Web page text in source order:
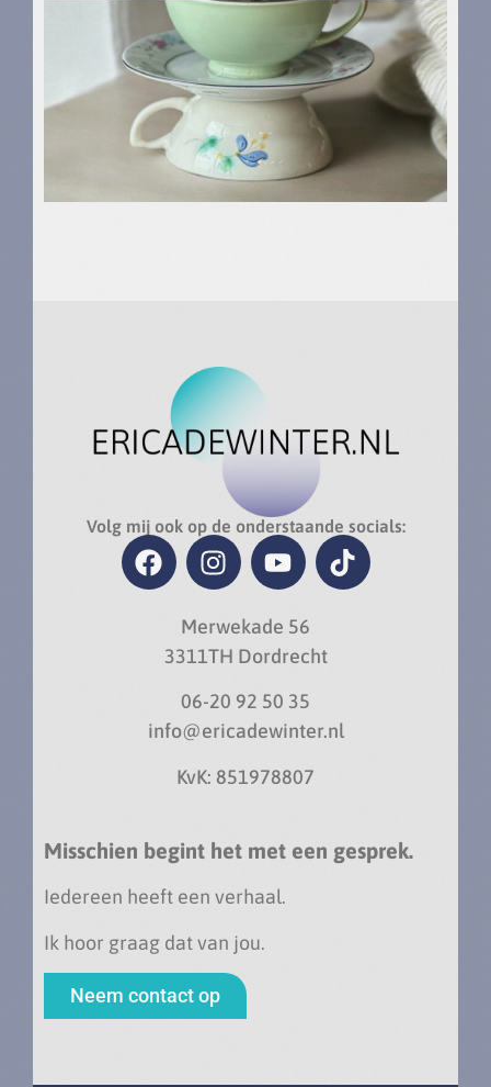
Volg mij ook op de onderstaande socials:
Merwekade 56
3311TH Dordrecht
06-20 92 50 35
info@ericadewinter.nl
KvK: 851978807
Misschien begint het met een gesprek.
Iedereen heeft een verhaal.
Ik hoor graag dat van jou.
Neem contact op